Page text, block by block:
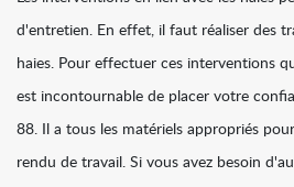
d'entretien. En effet, il faut réaliser des
haies. Pour effectuer ces interventions
est incontournable de placer votre
88. Il a tous les matériels appropriés
rendu de travail. Si vous avez besoin